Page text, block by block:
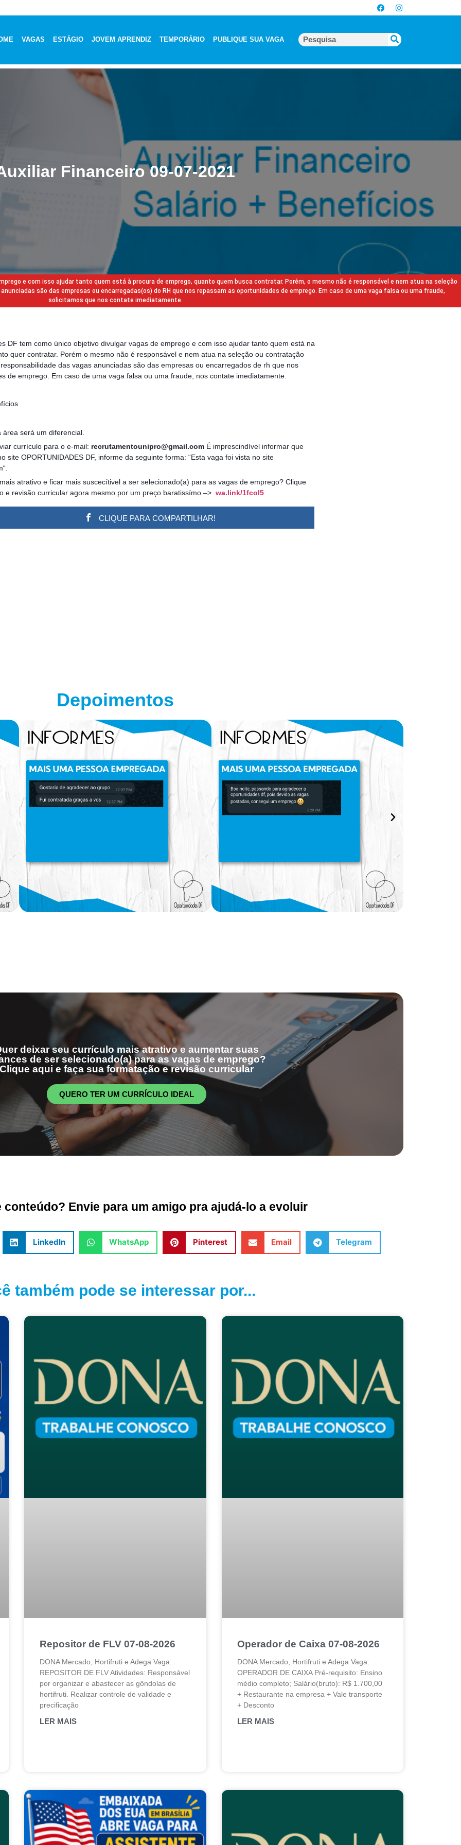
VAGAS ESTÁGIO JOVEM APRENDIZ TEMPORÁRIO PUBLIQUE SUA VAGA
Financeiro 09-07-2021
e com isso ajudar tanto quem está à procura de emprego, quanto quem busca contratar. Porém, o mesmo não é responsável e nem atua na seleção
são das empresas ou encarregadas(os) do RH que nos repassam as oportunidades de emprego. Em caso de uma vaga falsa ou uma fraude,
solicitamos que nos contate imediatamente.
DF tem como único objetivo divulgar vagas de emprego e com isso ajudar tanto quem está na
quer contratar. Porém o mesmo não é responsável e nem atua na seleção ou contratação
das vagas anunciadas são das empresas ou encarregados de rh que nos
de emprego. Em caso de uma vaga falsa ou uma fraude, nos contate imediatamente.
será um diferencial.
currículo para o e-mail: recrutamentounipro@gmail.com É imprescindível informar que
site OPORTUNIDADES DF, informe da seguinte forma: “Esta vaga foi vista no site
atrativo e ficar mais suscecítivel a ser selecionado(a) para as vagas de emprego? Clique
e revisão curricular agora mesmo por um preço baratissímo –> wa.link/1fcol5
CLIQUE PARA COMPARTILHAR!
Depoimentos
deixar seu currículo mais atrativo e aumentar suas
de ser selecionado(a) para as vagas de emprego?
aqui e faça sua formatação e revisão curricular
QUERO TER UM CURRÍCULO IDEAL
conteúdo? Envie para um amigo pra ajudá-lo a evoluir
LinkedIn WhatsApp Pinterest Email Telegram
também pode se interessar por...
Repositor de FLV 07-08-2026
DONA Mercado, Hortifruti e Adega Vaga:
REPOSITOR DE FLV Atividades: Responsável
por organizar e abastecer as gôndolas de
hortifruti. Realizar controle de validade e
precificação
LER MAIS
Operador de Caixa 07-08-2026
DONA Mercado, Hortifruti e Adega Vaga:
OPERADOR DE CAIXA Pré-requisito: Ensino
médio completo; Salário(bruto): R$ 1.700,00
+ Restaurante na empresa + Vale transporte
+ Desconto
LER MAIS